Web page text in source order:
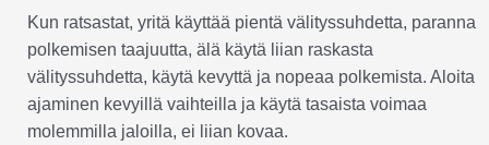
Kun ratsastat, yritä käyttää pientä välityssuhdetta, paranna
polkemisen taajuutta, älä käytä liian raskasta
välityssuhdetta, käytä kevyttä ja nopeaa polkemista. Aloita
ajaminen kevyillä vaihteilla ja käytä tasaista voimaa
molemmilla jaloilla, ei liian kovaa.